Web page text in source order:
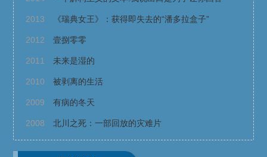
2013 《瑞典女王》：获得即失去的“潘多拉盒子”
2012 壹捌零零
2011 未来是湿的
2010 被剥离的生活
2009 有病的冬天
2008 北川之死：一部回放的灾难片